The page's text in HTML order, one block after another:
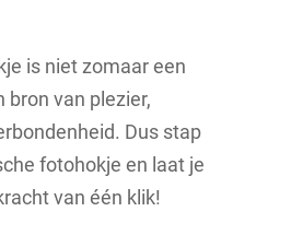
is niet zomaar een
bron van plezier,
Dus stap
fotohokje en laat je
van één klik!